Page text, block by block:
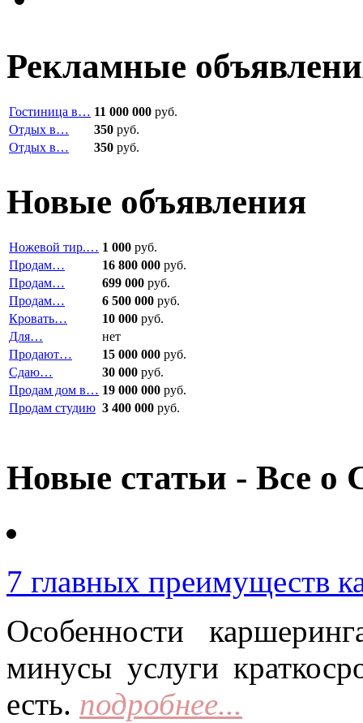
Рекламные
Гостиница в… 11 000 000 руб.
Отдых в…
350 руб.
Отдых в…
350 руб.
Новые объявления
Ножевой тир.… 1 000 руб.
Продам…
16 800 000 руб.
Продам…
699 000 руб.
Продам…
6 500 000 руб.
Кровать…
10 000 руб.
Для…
нет
Продают…
15 000 000 руб.
Сдаю…
30 000 руб.
Продам дом в… 19 000 000 руб.
Продам студию 3 400 000 руб.
Новые статьи - Все о
7 главных преимуществ
Особенности
минусы услуги
есть. подробнее...